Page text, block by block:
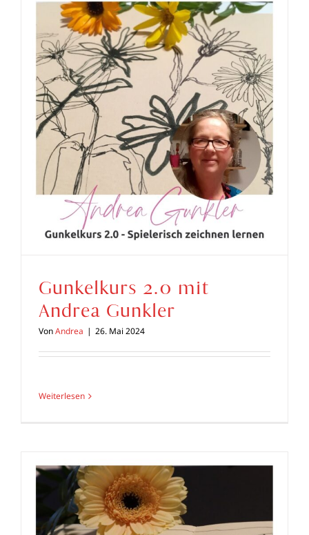
Gunkelkurs 2.0 mit
Andrea Gunkler
VonAndrea | 26. Mai 2024
Weiterlesen